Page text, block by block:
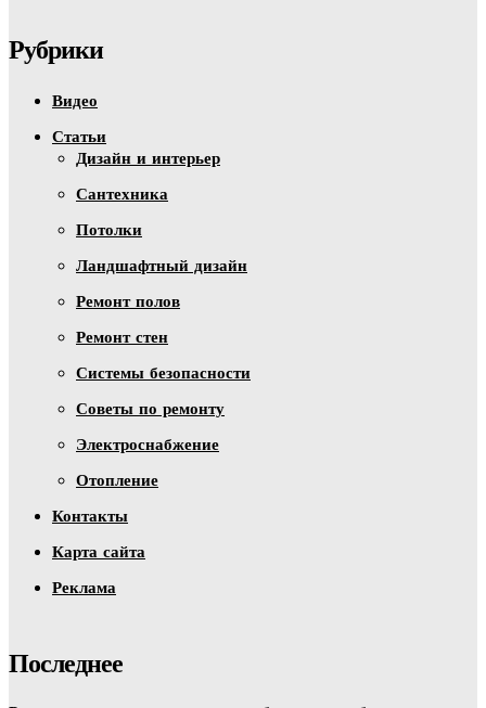
Рубрики
Видео
Статьи
Дизайн и интерьер
Сантехника
Потолки
Ландшафтный дизайн
Ремонт полов
Ремонт стен
Системы безопасности
Советы по ремонту
Электроснабжение
Отопление
Контакты
Карта сайта
Реклама
Последнее